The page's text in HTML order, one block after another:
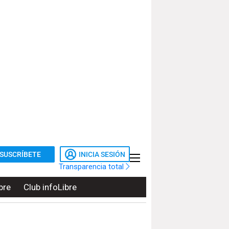
SUSCRÍBETE INICIA SESIÓN
Transparencia total
Club infoLibre